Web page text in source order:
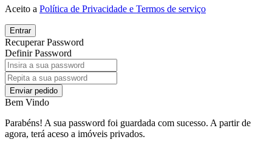
Aceito a Política de Privacidade e Termos de serviço
Entrar
Recuperar Password
Definir Password
Enviar pedido
Bem Vindo
Parabéns! A sua password foi guardada com sucesso. A partir de
agora, terá aceso a imóveis privados.